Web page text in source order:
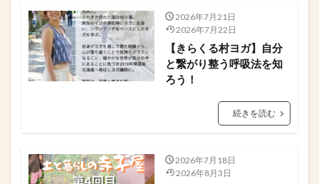
2026年7月21日
2026年7月22日
【きらくる村ヨガ】自分
と繋がり整う呼吸法を知
ろう！
続きを読む
2026年7月18日
2026年8月3日